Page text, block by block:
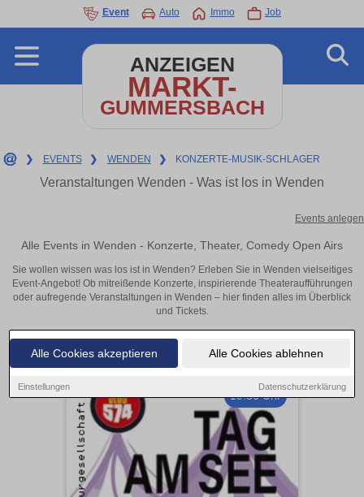
Alle Cookies akzeptieren Alle Cookies ablehnen
Einstellungen Datenschutzerklärung
Event Auto Immo Job
ANZEIGEN
MARKT-
GUMMERSBACH
❯ EVENTS ❯ WENDEN ❯ KONZERTE-MUSIK-SCHLAGER
Veranstaltungen Wenden - Was ist los in Wenden
Events anlegen
Alle Events in Wenden - Konzerte, Theater, Comedy Open Airs
Sie wollen wissen was los ist in Wenden? Erleben Sie in Wenden vielseitiges
Event-Angebot! Ob mitreißende Konzerte, inspirierende Theateraufführungen
oder aufregende Veranstaltungen in Wenden – hier finden alles im Überblick
und Tickets.
19:30 Uhr